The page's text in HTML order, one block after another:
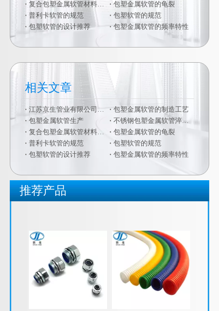
复合包塑金属软管材料的二次加工
包塑金属软管的龟裂
普利卡软管的规范
包塑软管的规范
包塑软管的设计推荐
包塑金属软管的频率特性
相关文章
江苏京生管业有限公司危险废物管理制度公司
包塑金属软管的制造工艺
包塑金属软管生产
不锈钢包塑金属软管淬火硬化
复合包塑金属软管材料的二次加工
包塑金属软管的龟裂
普利卡软管的规范
包塑软管的规范
包塑软管的设计推荐
包塑金属软管的频率特性
推荐产品